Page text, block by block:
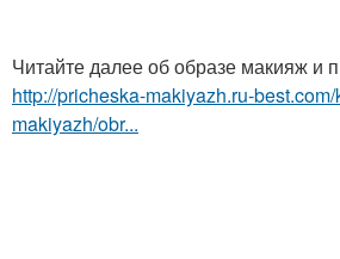
Читайте далее об образе макияж и
http://pricheska-makiyazh.ru-
makiyazh/obr...